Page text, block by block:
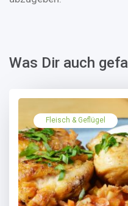
Was Dir auch
Fleisch & Geflügel